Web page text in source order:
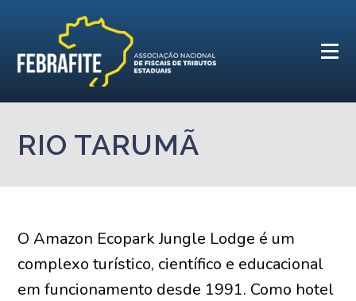
RIO TARUMÃ
O Amazon Ecopark Jungle Lodge é um
complexo turístico, científico e educacional
em funcionamento desde 1991. Como hotel